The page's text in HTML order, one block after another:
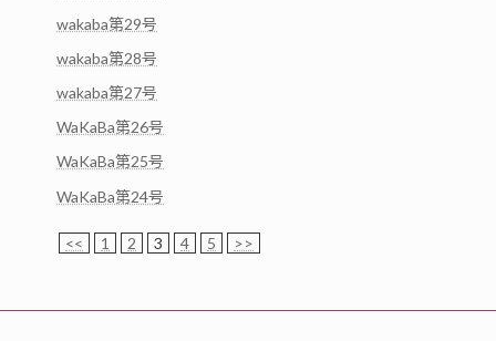
wakaba第29号
wakaba第28号
wakaba第27号
WaKaBa第26号
WaKaBa第25号
WaKaBa第24号
<< 1 2 3 4 5 >>